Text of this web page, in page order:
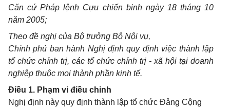
Căn cứ Pháp lệnh Cựu chiến binh ngày 18 tháng 10
năm 2005;
Theo đề nghị của Bộ trưởng Bộ Nội vụ,
Chính phủ ban hành Nghị định quy định việc thành lập
tổ chức chính trị, các tổ chức chính trị - xã hội tại doanh
nghiệp thuộc mọi thành phần kinh tế.
Điều 1. Phạm vi điều chỉnh
Nghị định này quy định thành lập tổ chức Đảng Cộng